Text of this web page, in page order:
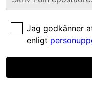
Jag godkänner
enligt